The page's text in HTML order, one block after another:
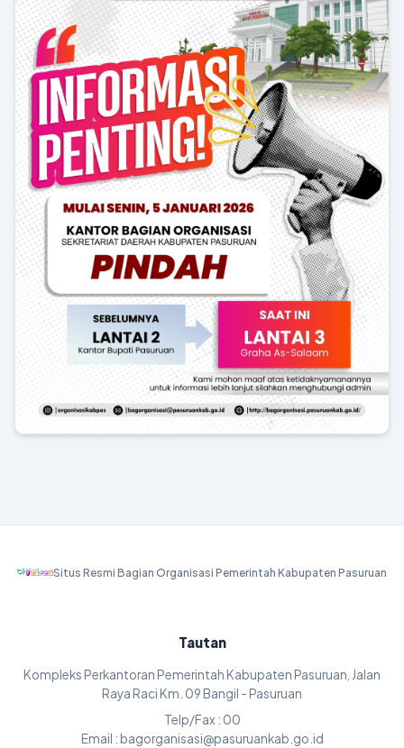
Situs Resmi Bagian Organisasi Pemerintah Kabupaten Pasuruan
Tautan
Kompleks Perkantoran Pemerintah Kabupaten Pasuruan, Jalan
Raya Raci Km. 09 Bangil - Pasuruan
Telp/Fax : 00
Email : bagorganisasi@pasuruankab.go.id